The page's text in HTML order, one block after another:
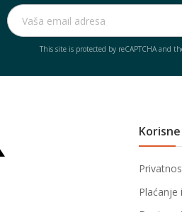
This site is protected by reCAPTCHA and
Plaćanje